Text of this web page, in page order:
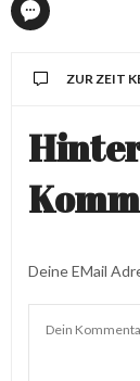
ZUR ZEIT
Deine EMail